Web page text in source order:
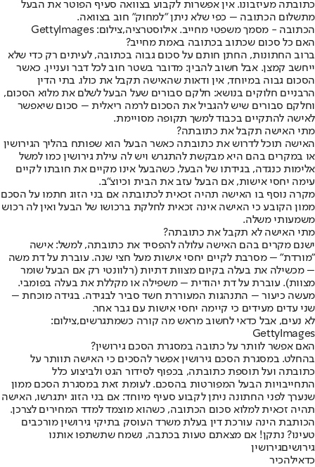
כתובתה מעיזבונו. אין אפשרות לקבוע בצוואה סעיף הפוטר את הבעל
מתשלום הכתובה – כפי שלא ניתן "למחוק" חוב בצוואה.
הכתובה - מסמך משפטי מחייב. אילוסטרציה,צילום: GettyImages
האם כל סכום שכתוב בכתובה באמת מחייב?
ברוב החתונות, החתן חותם על סכום גבוה בכתובה, לעיתים רק כדי שלא
ייחשב קמצן. אבל חשוב להבין: מדובר בשטר חוב לכל דבר ועניין. כאשר
הסכום גבוה במיוחד, אין ודאות שהאישה תקבל את כולו. בתי הדין
הרבניים חלוקים בנושא: חלקם סבורים שעל הבעל לשלם את מלוא הסכום,
וחלקם סבורים שיש להגביל את הסכום לרמה ריאלית – סכום שיאפשר
לאישה להתקיים בכבוד למשך תקופה מסויימת.
מתי האישה תקבל את כתובתה?
האישה תוכל לדרוש את כתובתה כאשר הבעל הוא שפותח בהליך הגירושין
או במקרים בהם היא מבקשת להתגרש ויש לה עילת גירושין כמו למשל
אלימות כנגדה, בגידתו של הבעל, כשהבעל אינו מקיים את חובתו לקיים
עימה יחסי אישות, אם הבעל עזב את הבית וכיוצ"ב.
מקרה נוסף בו האישה תהיה זכאית לכתובתה אם בני הזוג חתמו על הסכם
ממון הקובע כי האישה אינה זכאית לחלקת ברכושו של הבעל ואין לה רכוש
משמעותי משלה.
מתי האישה לא תקבל את כתובתה?
ישנם מקרים בהם האישה עלולה להפסיד את כתובתה, למשל: אישה
"מורדת" – מסרבת לקיים יחסי אישות מעל חצי שנה. עוברת על דת משה
– מכשילה את בעלה בקיום מצוות דתיות (רלוונטי רק אם הבעל שומר
מצוות). עוברת על דת יהודית – משפילה או מקללת את בעלה בפומבי.
מעשה כיעור – התנהגות המעוררת חשד סביר לבגידה. בגידה מוכחת –
שני עדים מעידים כי קיימה יחסי אישות עם גבר אחר.
לא נעים, אבל כדאי לחשוב מראש מה קורה כשמתגרשים,צילום:
GettyImages
האם אפשר לוותר על כתובה במסגרת הסכם גירושין?
בהחלט. במסגרת הסכם גירושין אפשר להסכים כי האישה תוותר על
כתובתה ועל תוספת כתובתה, בכפוף לסידור הגט ולביצוע כלל
התחייבויות הבעל המפורטות בהסכם. לעומת זאת במסגרת הסכם ממון
שנערך לפני החתונה ניתן לקבוע סעיף מיוחד: אם בני הזוג יתגרשו, האישה
תהיה זכאית למלוא סכום הכתובה, כשהוא מוצמד למדד המחירים לצרכן.
הכותבת הינה עורכת דין בעלת משרד העוסק בתיקי גירושין מורכבים
טעינו? נתקן! אם מצאתם טעות בכתבה, נשמח שתשתפו אותנו
גירושיםגירושין
כדאילהכיר